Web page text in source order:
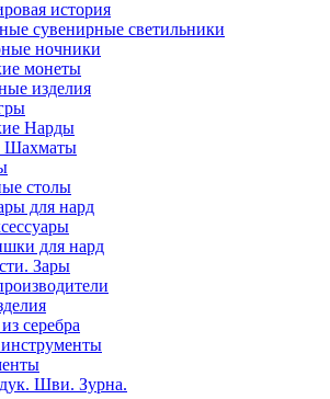
история
сувенирные светильники
ночники
монеты
изделия
Нарды
Шахматы
столы
для нард
для нард
Зары
серебра
Шви. Зурна.